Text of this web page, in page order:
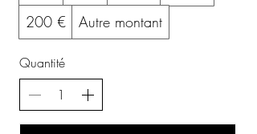
200 €
Autre montant
Quantité